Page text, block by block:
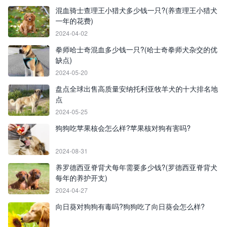
混血骑士查理王小猎犬多少钱一只?(养查理王小猎犬
一年的花费)
2024-04-02
拳师哈士奇混血多少钱一只?(哈士奇拳师犬杂交的优
缺点)
2024-05-20
盘点全球出售高质量安纳托利亚牧羊犬的十大排名地
点
2024-05-25
狗狗吃苹果核会怎么样?苹果核对狗有害吗?
2024-08-31
养罗德西亚脊背犬每年需要多少钱?(罗德西亚脊背犬
每年的养护开支)
2024-04-27
向日葵对狗狗有毒吗?狗狗吃了向日葵会怎么样?